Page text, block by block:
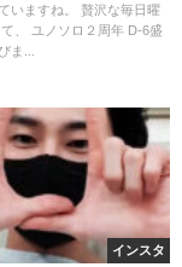
いますね。 贅沢な毎日曜
、 ユノソロ２周年 D-6盛
ま...
インスタ